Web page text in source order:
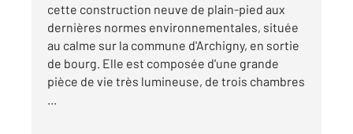
cette construction neuve de plain-pied aux
dernières normes environnementales, située
au calme sur la commune d'Archigny, en sortie
de bourg. Elle est composée d'une grande
pièce de vie très lumineuse, de trois chambres
...